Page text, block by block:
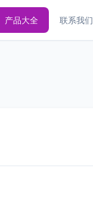
产品大全 联系我们